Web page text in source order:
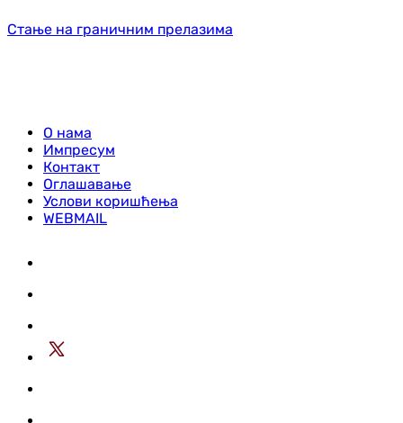
Стање на граничним прелазима
О нама
Импресум
Контакт
Оглашавање
Услови коришћења
WEBMAIL